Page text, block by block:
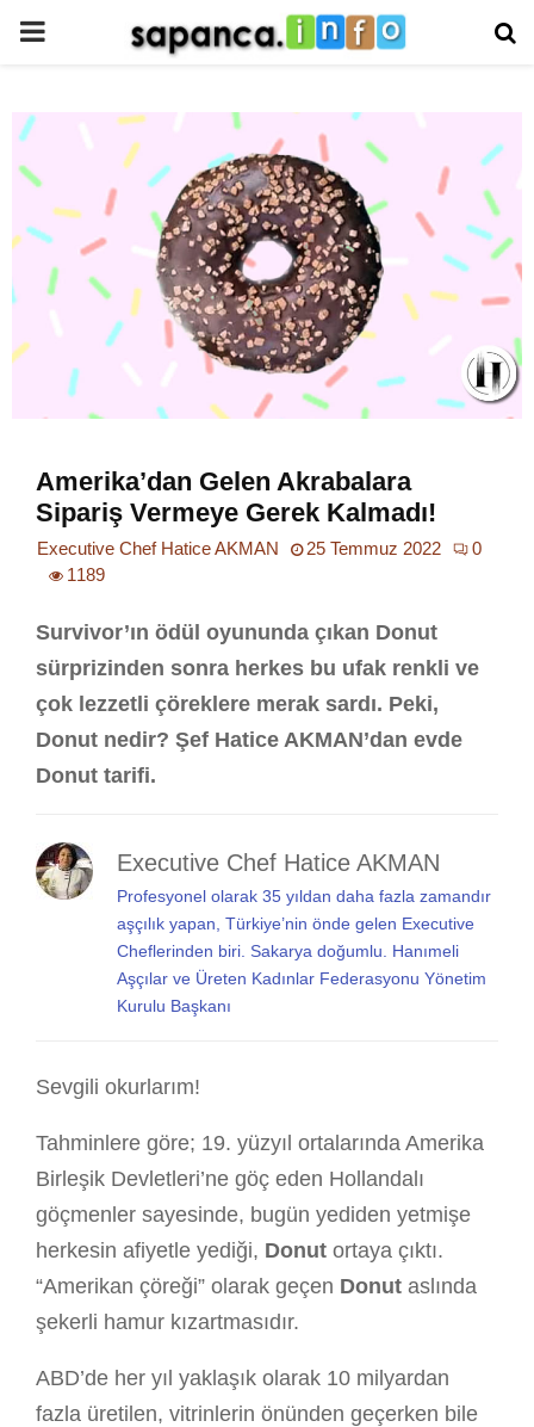
PRIMARY
Amerika’dan Gelen Akrabalara
Sipariş Vermeye Gerek Kalmadı!
Executive Chef Hatice AKMAN 25 Temmuz 2022
0
1189
Survivor’ın ödül oyununda çıkan Donut
sürprizinden sonra herkes bu ufak renkli ve
çok lezzetli çöreklere merak sardı. Peki,
Donut nedir? Şef Hatice AKMAN’dan evde
Donut tarifi.
Executive Chef Hatice AKMAN
Profesyonel olarak 35 yıldan daha fazla zamandır
aşçılık yapan, Türkiye’nin önde gelen Executive
Cheflerinden biri. Sakarya doğumlu. Hanımeli
Aşçılar ve Üreten Kadınlar Federasyonu Yönetim
Kurulu Başkanı
Sevgili okurlarım!
Tahminlere göre; 19. yüzyıl ortalarında Amerika
Birleşik Devletleri’ne göç eden Hollandalı
göçmenler sayesinde, bugün yediden yetmişe
herkesin afiyetle yediği, Donut ortaya çıktı.
“Amerikan çöreği” olarak geçen Donut aslında
şekerli hamur kızartmasıdır.
ABD’de her yıl yaklaşık olarak 10 milyardan
fazla üretilen, vitrinlerin önünden geçerken bile